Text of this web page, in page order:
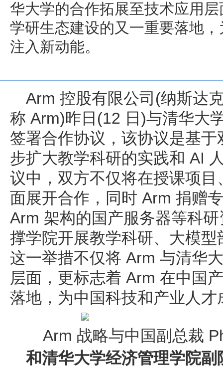
华大学的合作拓展至技术应用
学研生态建设的又一重要落地
注入新动能。
Arm 控股有限公司(纳斯达
称 Arm)昨日(12 日)与清华大
签署合作协议，该协议是基
步扩大教学科研的实践和 AI
议中，双方不仅将在授课项
面展开合作，同时 Arm 捐赠
Arm 架构的国产服务器等科
撑学院开展教学科研、大模
这一举措不仅将 Arm 与清华
层面，更标志着 Arm 在中国
落地，为中国科技和产业人
Arm 战略与中国副总裁
和清华大学经济管理学院